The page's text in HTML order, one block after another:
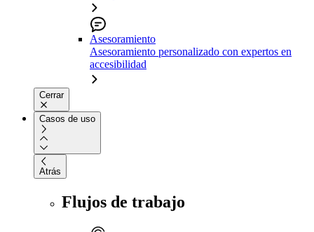
Asesoramiento
Asesoramiento personalizado con expertos en
accesibilidad
Cerrar
Casos de uso
Atrás
Flujos de trabajo